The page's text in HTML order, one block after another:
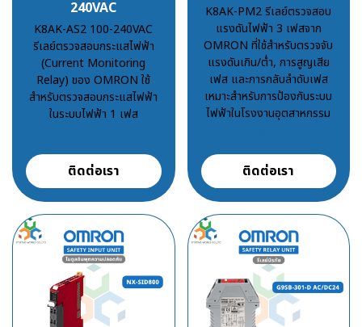
240VAC
K8AK-AS2 100-240VAC
รีเลย์ตรวจสอบกระแสไฟฟ้า
(Current Monitoring
Relay) ของ OMRON ใช้
สำหรับตรวจสอบกระแสไฟฟ้า
ในระบบไฟฟ้า 1 เฟส
ติดต่อเรา
K8AK-PM2 รีเลย์ตรวจสอบ
แรงดันไฟฟ้า 3 เฟสจาก
OMRON ที่ใช้สำหรับตรวจจับ
แรงดันเกิน/ต่ำ, การสูญเสีย
เฟส และการกลับลำดับเฟส
เหมาะสำหรับการป้องกันระบบ
ไฟฟ้าในโรงงานอุตสาหกรรม
ติดต่อเรา